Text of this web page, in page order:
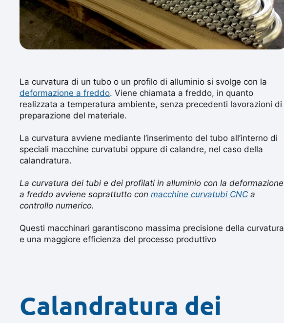
La curvatura di un tubo o un profilo di alluminio si svolge con la
deformazione a freddo. Viene chiamata a freddo, in quanto
realizzata a temperatura ambiente, senza precedenti lavorazioni di
preparazione del materiale.
La curvatura avviene mediante l’inserimento del tubo all’interno di
speciali macchine curvatubi oppure di calandre, nel caso della
calandratura.
La curvatura dei tubi e dei profilati in alluminio con la deformazione
a freddo avviene soprattutto con macchine curvatubi CNC a
controllo numerico.
Questi macchinari garantiscono massima precisione della curvatura
e una maggiore efficienza del processo produttivo
Calandratura dei